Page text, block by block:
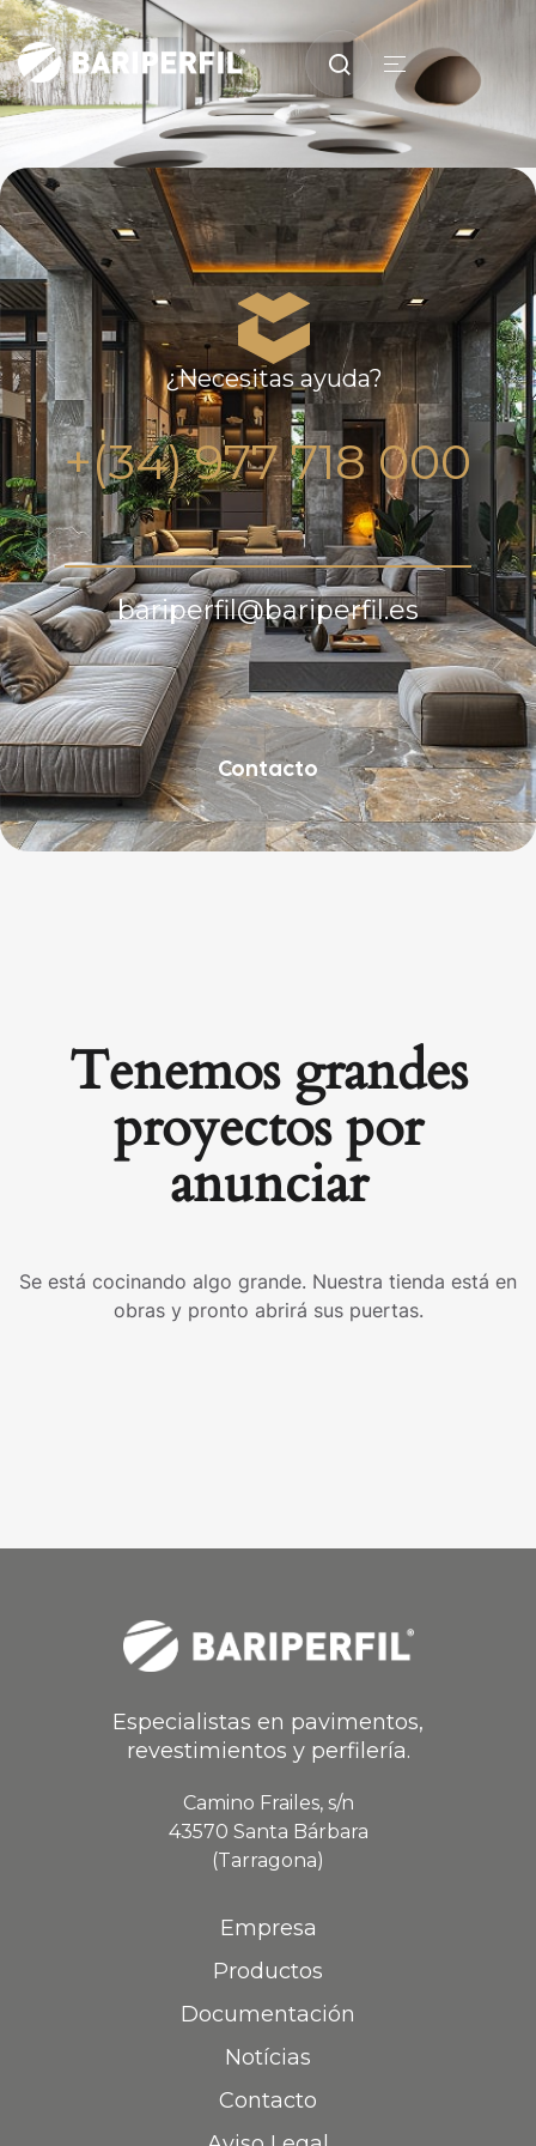
¿Necesitas ayuda?
+(34) 977 718 000
bariperfil@bariperfil.es
Contacto
Tenemos grandes
proyectos por
anunciar
Se está cocinando algo grande. Nuestra tienda está en
obras y pronto abrirá sus puertas.
Especialistas en pavimentos,
revestimientos y perfilería.
Camino Frailes, s/n
43570 Santa Bárbara
(Tarragona)
Empresa
Productos
Documentación
Notícias
Contacto